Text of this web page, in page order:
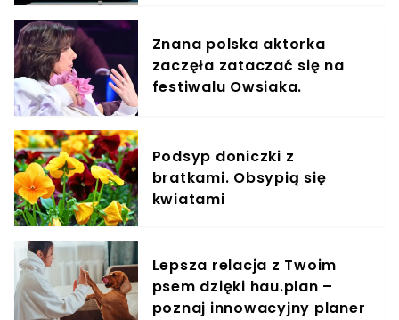
Znana polska aktorka
zaczęła zataczać się na
festiwalu Owsiaka.
Podsyp doniczki z
bratkami. Obsypią się
kwiatami
Lepsza relacja z Twoim
psem dzięki hau.plan –
poznaj innowacyjny planer